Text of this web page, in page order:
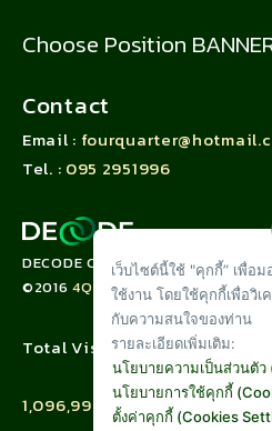
Choose Position
Contact
Email :
Tel. : 095 2951996
DECODE CORPORATION LIMITED
©20164QUARTER.CO
Total Visit :
1,096,997
เว็บไซต์นี้ใช้ "คุกกี้” เพื่อ
ใช้งาน โดยใช้คุกกี้เพื่อวิเ
กับความสนใจของท่าน
รายละเอียดเพิ่มเติม:
นโยบายความเป็นส่วนตัว
นโยบายการใช้คุกกี้
ตั้งค่าคุกกี้ (Cookies